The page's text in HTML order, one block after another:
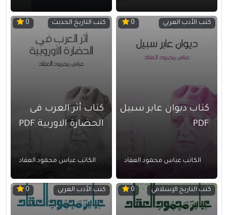
كتب الأدب العربي 0
كتاب ديوان عابر سبيل
PDF
الكاتب عباس محمود العقاد
كتب التاريخ الحديث 0
كتاب أثر العرب فى
الحضارة الاوربية PDF
الكاتب عباس محمود العقاد
كتب التاريخ الإسلامي 0 كتب الأدب العربي 0